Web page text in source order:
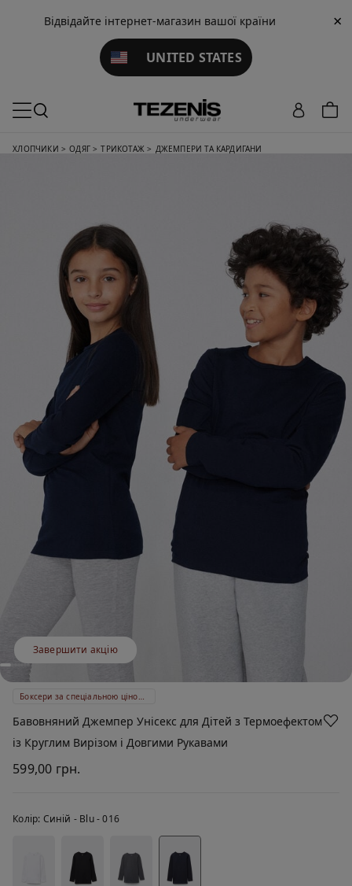
Відвідайте інтернет-магазин вашої країни
UNITED STATES
×
XЛОПЧИКИ > ОДЯГ > ТРИКОТАЖ > ДЖЕМПЕРИ ТА КАРДИГАНИ
Завершити акцію
Боксери за спеціальною ціною 399 ₴
Бавовняний Джемпер Унісекс для Дітей з Термоефектом
із Круглим Вирізом і Довгими Рукавами
599,00 грн.
Колір: Синій - Blu - 016